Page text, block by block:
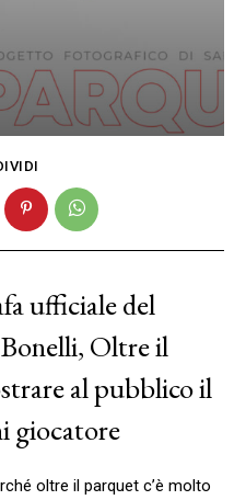
ufficiale del
Oltre il
al pubblico il
giocatore
oltre il parquet c’è molto